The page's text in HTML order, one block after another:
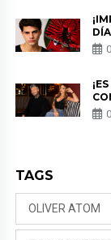
EN
TAGS
OLIVER ATOM